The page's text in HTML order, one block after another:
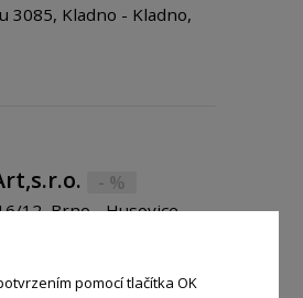
pomocí tlačítka OK
3085, Kladno - Kladno,
- %
12, Brno - Husovice,